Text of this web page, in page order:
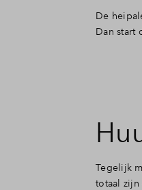
De
Dan start
Tegelijk
totaal